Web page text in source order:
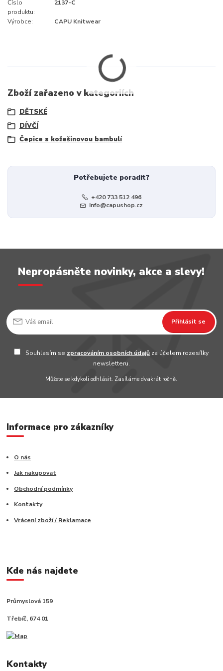
Číslo
produktu:
2137-C
Výrobce: CAPU Knitwear
Zboží zařazeno v kategoriích
DĚTSKÉ
DÍVČÍ
Čepice s kožešinovou bambulí
Potřebujete poradit?
+420 733 512 496
info@capushop.cz
Nepropásněte novinky, akce a slevy!
Přihlásit se
Souhlasím se zpracováním osobních údajů za účelem rozesílky
newsletteru.
Můžete se kdykoli odhlásit. Zasíláme dvakrát ročně.
Informace pro zákazníky
O nás
Jak nakupovat
Obchodní podmínky
Kontakty
Vrácení zboží / Reklamace
Kde nás najdete
Průmyslová 159
Třebíč, 674 01
Kontakty